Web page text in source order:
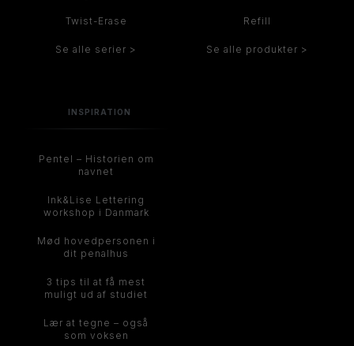
Twist-Erase
Se alle serier >
Refill
Se alle produkter >
INSPIRATION
Pentel – Historien om
navnet
Ink&Lise Lettering
workshop i Danmark
Mød hovedpersonen i
dit penalhus
3 tips til at få mest
muligt ud af studiet
Lær at tegne – også
som voksen